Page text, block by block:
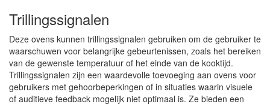
Trillingssignalen
Deze ovens kunnen trillingssignalen gebruiken om de gebruiker te
waarschuwen voor belangrijke gebeurtenissen, zoals het bereiken
van de gewenste temperatuur of het einde van de kooktijd.
Trillingssignalen zijn een waardevolle toevoeging aan ovens voor
gebruikers met gehoorbeperkingen of in situaties waarin visuele
of auditieve feedback mogelijk niet optimaal is. Ze bieden een